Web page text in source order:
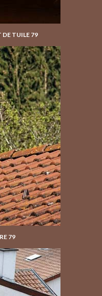
DE TUILE 79
79